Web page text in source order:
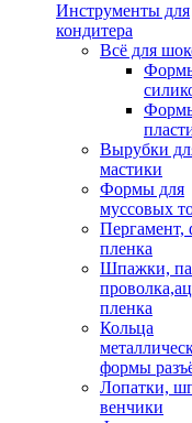
Инструменты для
кондитера
Всё для
Вырубки
мастики
Формы для
муссовых
Пергамент,
пленка
Шпажки,
пленка
Кольца
формы
Лопатки,
венчики